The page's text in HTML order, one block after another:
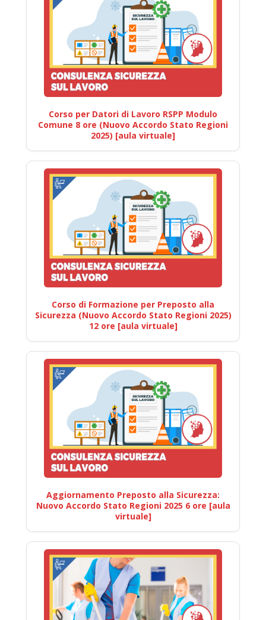
Corso per Datori di Lavoro RSPP Modulo
Comune 8 ore (Nuovo Accordo Stato Regioni
2025) [aula virtuale]
Corso di Formazione per Preposto alla
Sicurezza (Nuovo Accordo Stato Regioni 2025)
12 ore [aula virtuale]
Aggiornamento Preposto alla Sicurezza:
Nuovo Accordo Stato Regioni 2025 6 ore [aula
virtuale]